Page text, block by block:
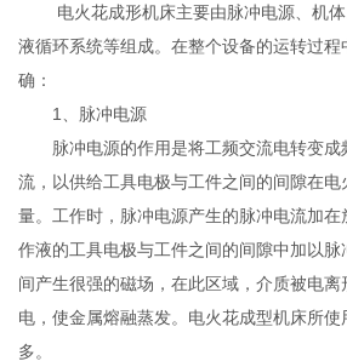
电火花成形机床主要由脉冲电源、机体
液循环系统等组成。在整个设备的运转过程
确：
1、脉冲电源
脉冲电源的作用是将工频交流电转变成
流，以供给工具电极与工件之间的间隙在
量。工作时，脉冲电源产生的脉冲电流加
作液的工具电极与工件之间的间隙中加以
间产生很强的磁场，在此区域，介质被电
电，使金属熔融蒸发。电火花成型机床所
多。